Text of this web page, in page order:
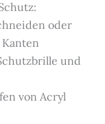
oder
und
von Acryl